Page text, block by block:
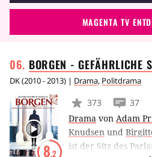
MAGENTA TV
BORGEN - GEFÄHRLICHE
DK(2010 - 2013) | Drama, Politdrama
8.2
373
37
Drama von Adam
Knudsen und
ist der Sitz des